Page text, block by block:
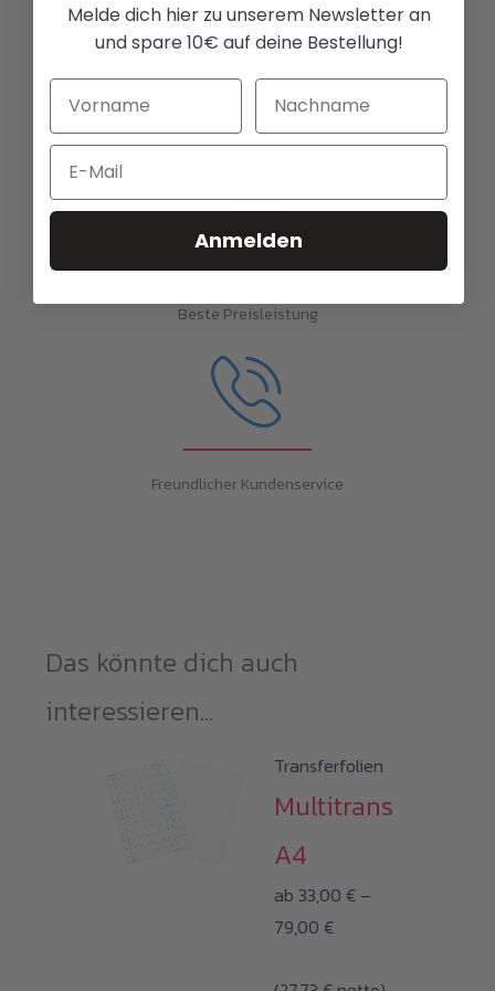
Beste Preisleistung
Freundlicher Kundenservice
Das könnte dich auch
interessieren...
Transferfolien
Multitrans
A4
ab 33,00 € –
79,00 €Preisspanne:
Melde dich hier zu unserem Newsletter an
und spare 10€ auf deine Bestellung!
Email
Anmelden